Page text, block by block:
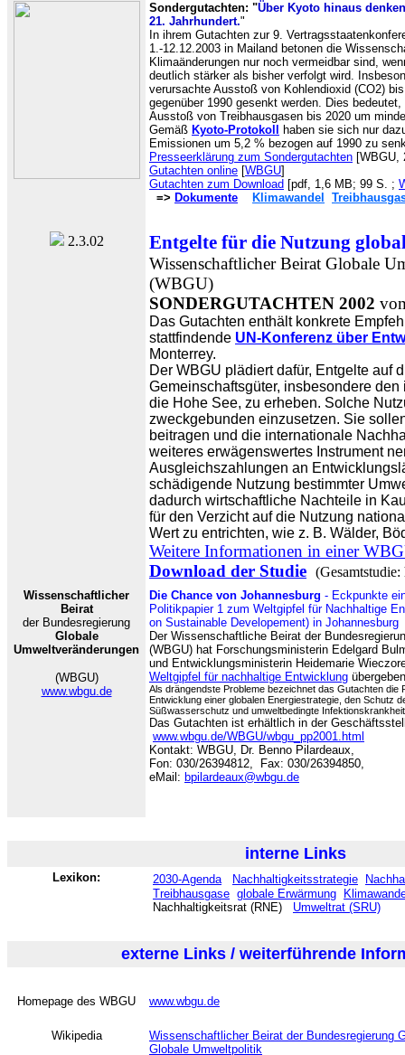
Sondergutachten: "Über Kyoto hinaus
21. Jahrhundert."
In ihrem Gutachten zur 9.
1.-12.12.2003 in Mailand betonen die
Klimaänderungen nur noch vermeidbar sind,
deutlich stärker als bisher verfolgt wird.
verursachte Ausstoß von Kohlendioxid (CO2)
gegenüber 1990 gesenkt werden. Dies
Ausstoß von Treibhausgasen bis 2020 um
Gemäß Kyoto-Protokoll
haben sie sich nur
Emissionen um 5,2 % bezogen auf 1990 zu
Presseerklärung zum Sondergutachten [WBGU,
Gutachten online [WBGU]
Gutachten zum Download [pdf, 1,6 MB; 99 S. ;
=> Dokumente Klimawandel
2.3.02 Entgelte für die Nutzung
Wissenschaftlicher Beirat Globale
(WBGU)
SONDERGUTACHTEN 2002
Das Gutachten enthält konkrete
stattfindende UN-Konferenz über
Monterrey.
Der WBGU plädiert dafür, Entgelte auf
Gemeinschaftsgüter, insbesondere
die Hohe See, zu erheben. Solche
zweckgebunden einzusetzen. Sie
beitragen und die internationale
weiteres erwägenswertes Instrument
Ausgleichszahlungen an
schädigende Nutzung bestimmter
dadurch wirtschaftliche Nachteile in
für den Verzicht auf die Nutzung
Wert zu entrichten, wie z. B. Wälder,
Weitere Informationen in einer
Download der Studie
Wissenschaftlicher
Beirat
der Bundesregierung
Globale
Umweltveränderungen
(WBGU)
www.wbgu.de
Die Chance von Johannesburg - Eckpunkte
Politikpapier 1 zum Weltgipfel für Nachhaltige
on Sustainable Developement) in Johannesburg
Der Wissenschaftliche Beirat der
(WBGU) hat Forschungsministerin Edelgard
und Entwicklungsministerin Heidemarie
Weltgipfel für nachhaltige Entwicklung
Als drängendste Probleme bezeichnet das Gutachten die
Entwicklung einer globalen Energiestrategie, den Schutz
Süßwasserschutz und umweltbedingte
Das Gutachten ist erhältlich in der
www.wbgu.de/WBGU/wbgu_pp2001.html
Kontakt: WBGU, Dr. Benno Pilardeaux,
Fon: 030/26394812, Fax: 030/26394850,
eMail: bpilardeaux@wbgu.de
interne Links
Lexikon: 2030-Agenda Nachhaltigkeitsstrategie
Treibhausgase globale Erwärmung
Nachhaltigkeitsrat (RNE) Umweltrat (SRU)
externe Links / weiterführende
Homepage des WBGU www.wbgu.de
Wikipedia
Wissenschaftlicher Beirat der Bundesregierung
Globale Umweltpolitik